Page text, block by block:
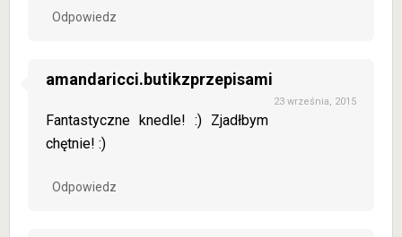
Odpowiedz
amandaricci.butikzprzepisami
23 września, 2015
Fantastyczne knedle! :) Zjadłbym
chętnie! :)
Odpowiedz